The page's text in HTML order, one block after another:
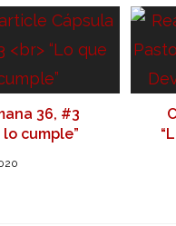
36, #3
cumple”